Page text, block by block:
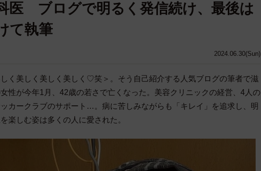
2024.06.30(Sun)
医 ブログで明るく発信続け、最後は
て執筆
く美しく美しく美しく♡笑＞。そう自己紹介する人気ブログの筆者で滋
性が今年1月、42歳の若さで亡くなった。美容クリニックの経営、4人の
カークラブのサポート…。病に苦しみながらも「キレイ」を追求し、明
楽しむ姿は多くの人に愛された。